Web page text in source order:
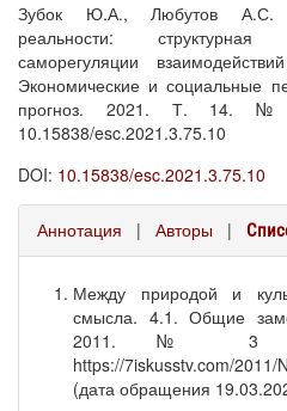
Зубок Ю.А., Любутов А.С.
реальности:
саморегуляции
Экономические и социальные
прогноз. 2021. Т. 14.
10.15838/esc.2021.3.75.10
DOI: 10.15838/esc.2021.3.75.10
Аннотация | Авторы |
Между природой и
смысла. 4.1. Общие
2011. № 3
https://7iskusstv.com/2011/
(дата обращения